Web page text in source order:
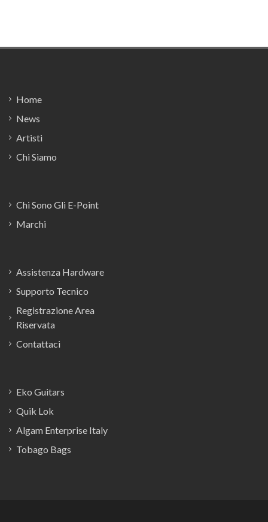
Home
News
Artisti
Chi Siamo
Chi Sono Gli E-Point
Marchi
Assistenza Hardware
Supporto Tecnico
Registrazione Area
Riservata
Contattaci
Eko Guitars
Quik Lok
Algam Enterprise Italy
Tobago Bags